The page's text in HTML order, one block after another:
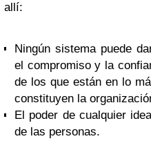
allí:
Ningún sistema puede
el compromiso y la
de los que están en lo
constituyen la
El poder de cualquier
de las personas.